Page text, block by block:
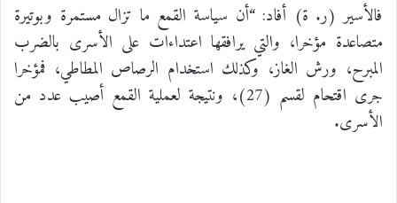
فالأسير (ر. ة) أفاد: “أن سياسة القمع ما تزال مستمرة وبوتيرة
متصاعدة مؤخرا، والتي يرافقها اعتداءات على الأسرى بالضرب
المبرح، ورش الغاز، وكذلك استخدام الرصاص المطاطي، فمؤخرا
جرى اقتحام لقسم (27)، ونتيجة لعملية القمع أصيب عدد من
الأسرى.